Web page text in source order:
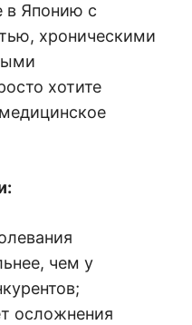
в Японию с
хроническими
хотите
чем у
осложнения